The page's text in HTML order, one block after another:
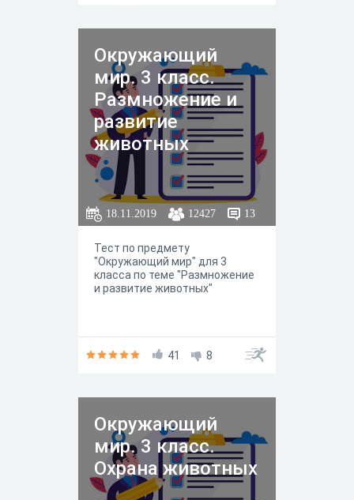
Окружающий
мир. 3 класс.
Размножение и
развитие
животных
18.11.2019 12427 13
Тест по предмету
"Окружающий мир" для 3
класса по теме "Размножение
и развитие животных"
41 8
Окружающий
мир. 3 класс.
Охрана животных